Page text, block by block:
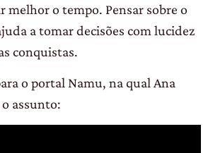
melhor o tempo. Pensar sobre o
a tomar decisões com lucidez
conquistas.
o portal Namu, na qual Ana
assunto: